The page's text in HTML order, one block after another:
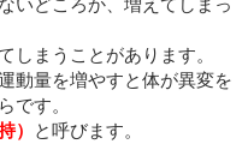
まうことがあります。
動量を増やすと体が異変を
す。
） と呼びます。